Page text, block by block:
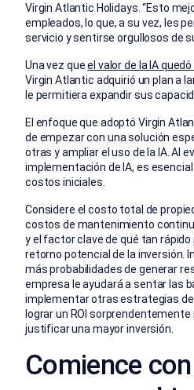
Virgin Atlantic Holidays. “Esto
empleados, lo que, a su vez, les
servicio y sentirse orgullosos de
Una vez queel valor de la IA
Virgin Atlantic adquirió un plan a
le permitiera expandir sus
El enfoque que adoptó Virgin
de empezar con una solución
otras y ampliar el uso de la IA. Al
implementación de IA, es
costos iniciales.
Considere el costo total de
costos de mantenimiento
y el factor clave de qué tan rápido
retorno potencial de la inversión.
más probabilidades de generar
empresa le ayudará a sentar las
implementar otras estrategias de
lograr un ROI sorprendentemente
justificar una mayor inversión.
Comience